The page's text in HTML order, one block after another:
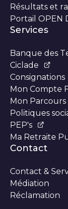
Résultats et
Portail OPEN
Services
Banque des
Ciclade
Consignations
Mon Compte
Mon Parcours
Politiques
PEP's
Ma Retraite
Contact
Contact &
Médiation
Réclamation